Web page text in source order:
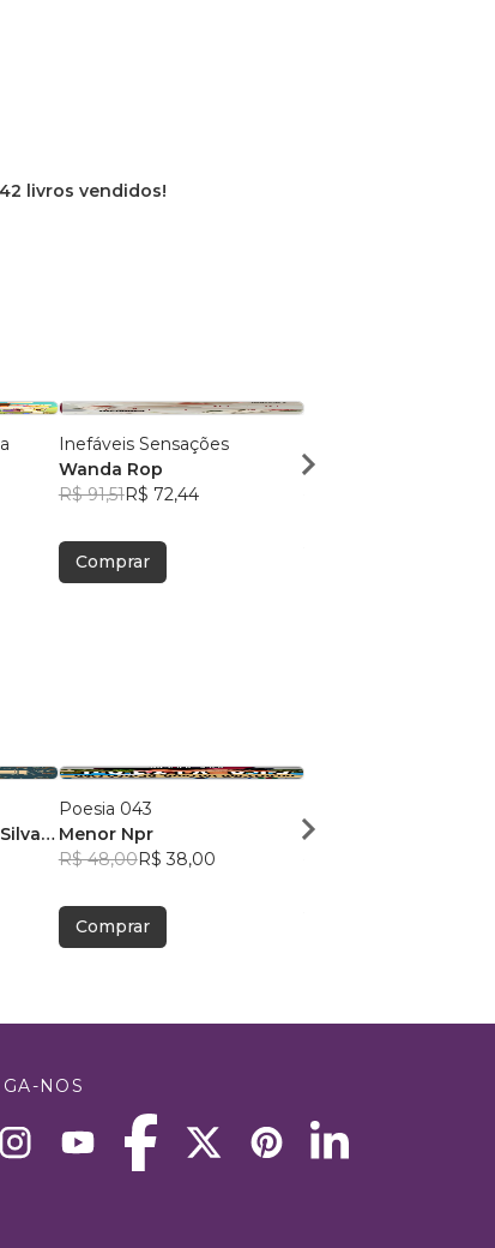
livros vendidos!
Inefáveis Sensações
Wanda Rop
R$ 91,51R$ 72,44
Comprar
Wanda Rop
Poesia 043
Menor Npr
R$ 48,00R$ 38,00
Comprar
Victor Sousa Silva
NOS